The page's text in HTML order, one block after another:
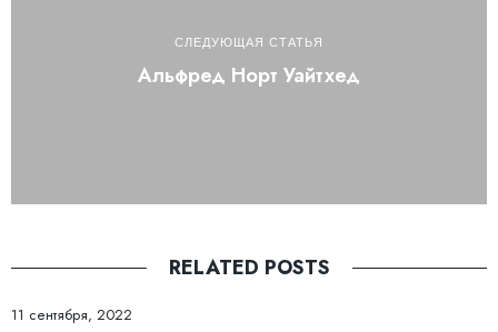
СЛЕДУЮЩАЯ СТАТЬЯ
Альфред Норт Уайтхед
RELATED POSTS
11 сентября, 2022